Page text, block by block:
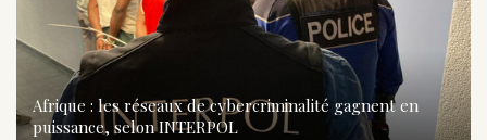
Afrique : les réseaux de cybercriminalité gagnent en
puissance, selon INTERPOL